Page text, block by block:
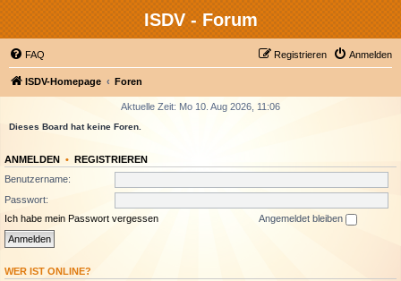
ISDV - Forum
FAQ Anmelden
Registrieren
ISDV-Homepage Foren
Aktuelle Zeit: Mo 10. Aug 2026, 11:06
Dieses Board hat keine Foren.
ANMELDEN • REGISTRIEREN
Benutzername:
Passwort:
Ich habe mein Passwort vergessen
Angemeldet bleiben
WER IST ONLINE?